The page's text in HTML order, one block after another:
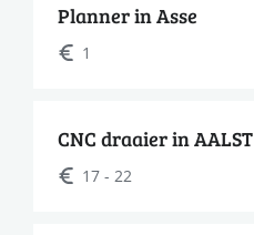
Planner in Asse
1
CNC draaier in AALST
17 - 22